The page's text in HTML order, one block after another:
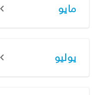
مايو
يوليو